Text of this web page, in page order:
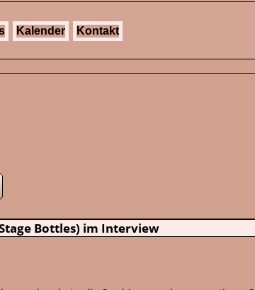
Kalender Kontakt
Bottles) im Interview